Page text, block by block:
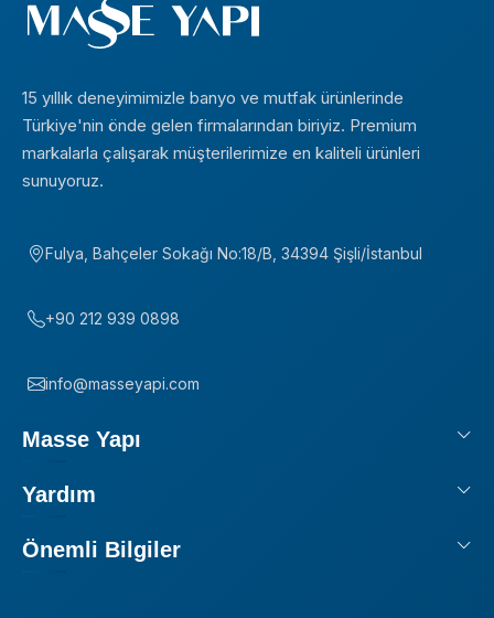
15 yıllık deneyimimizle banyo ve mutfak ürünlerinde
Türkiye'nin önde gelen firmalarından biriyiz. Premium
markalarla çalışarak müşterilerimize en kaliteli ürünleri
sunuyoruz.
Fulya, Bahçeler Sokağı No:18/B, 34394 Şişli/İstanbul
+90 212 939 0898
info@masseyapi.com
Masse Yapı
Yardım
Önemli Bilgiler